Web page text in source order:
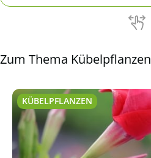
Zum Thema Kübelpflanzen
KÜBELPFLANZEN